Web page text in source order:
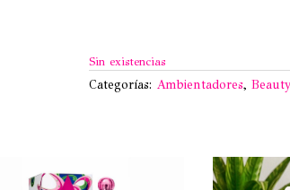
Sin existencias
Categorías: Ambientadores,